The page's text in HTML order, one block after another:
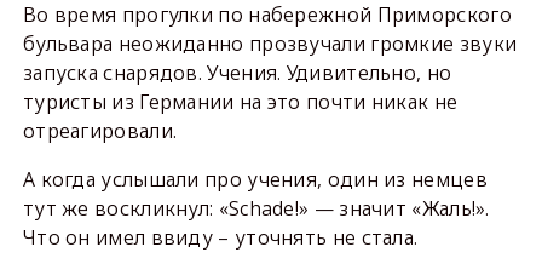
Во время прогулки по набережной Приморского
бульвара неожиданно прозвучали громкие звуки
запуска снарядов. Учения. Удивительно, но
туристы из Германии на это почти никак не
отреагировали.
А когда услышали про учения, один из немцев
тут же воскликнул: «Schade!» — значит «Жаль!».
Что он имел ввиду – уточнять не стала.